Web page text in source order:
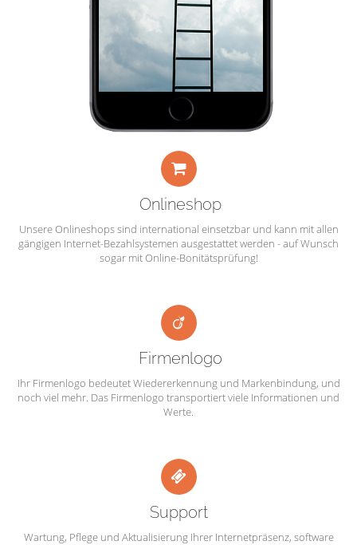
Onlineshop
Unsere Onlineshops sind international einsetzbar und kann mit allen
gängigen Internet-Bezahlsystemen ausgestattet werden - auf Wunsch
sogar mit Online-Bonitätsprüfung!
Firmenlogo
Ihr Firmenlogo bedeutet Wiedererkennung und Markenbindung, und
noch viel mehr. Das Firmenlogo transportiert viele Informationen und
Werte.
Support
Wartung, Pflege und Aktualisierung Ihrer Internetpräsenz, software